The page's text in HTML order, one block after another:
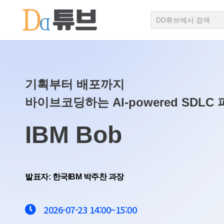
기획부터 배포까지
바이브코딩하는 AI-powered SDLC
IBM Bob
발표자: 한국IBM 박주찬 과장
2026-07-23 14:00~15:00